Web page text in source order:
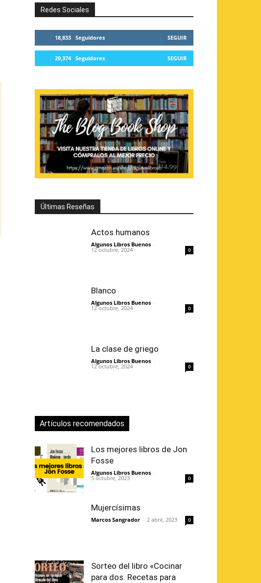
Redes Sociales
18,833 Seguidores SEGUIR
20,374 Seguidores SEGUIR
Últimas Reseñas
Actos humanos
Algunos Libros Buenos -
12 octubre, 2024 0
Blanco
Algunos Libros Buenos -
12 octubre, 2024 0
La clase de griego
Algunos Libros Buenos -
12 octubre, 2024 0
Artículos recomendados
Los mejores libros de Jon
Fosse
Algunos Libros Buenos -
5 octubre, 2023 0
Mujercísimas
Marcos Sangrador - 2 abril, 2023 0
Sorteo del libro «Cocinar
para dos. Recetas para